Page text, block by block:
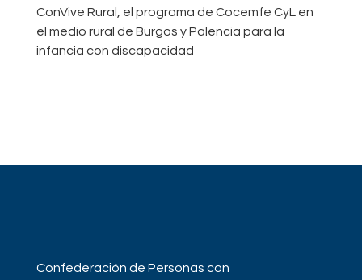
ConVive Rural, el programa de Cocemfe CyL en
el medio rural de Burgos y Palencia para la
infancia con discapacidad
Confederación de Personas con